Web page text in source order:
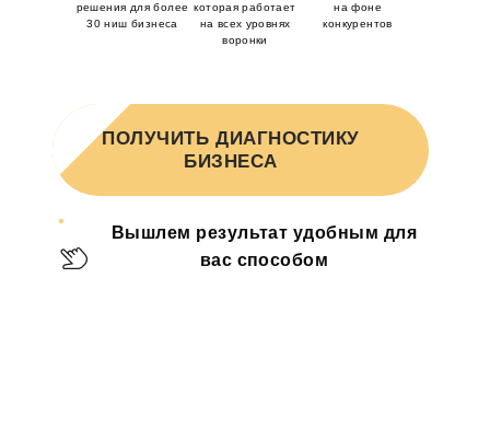
решения для более
30 ниш бизнеса
которая работает
на всех уровнях
воронки
на фоне
конкурентов
ПОЛУЧИТЬ ДИАГНОСТИКУ
БИЗНЕСА
Вышлем результат удобным для
вас способом